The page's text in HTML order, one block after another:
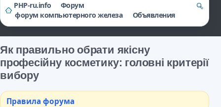
PHP-ru.info
Форум
форум компьютерного железа
Объявления
о
и
Як правильно обрати якісну
професійну косметику: головні критерії
вибору
Правила форума